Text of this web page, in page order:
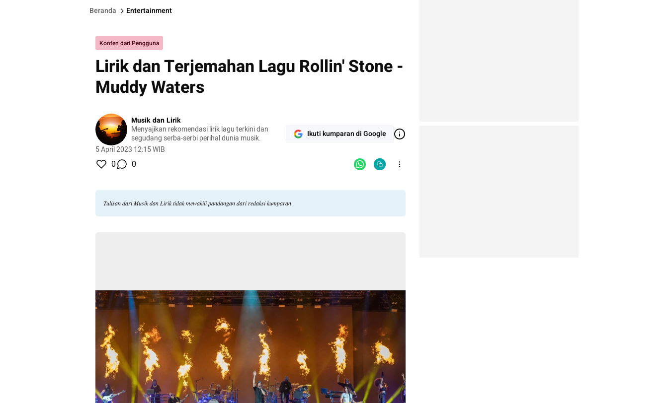
Beranda Entertainment
Konten dari Pengguna
Lirik dan Terjemahan Lagu Rollin' Stone -
Muddy Waters
Musik dan Lirik
Menyajikan rekomendasi lirik lagu terkini dan
segudang serba-serbi perihal dunia musik.
5 April 2023 12:15 WIB
Ikuti kumparan di Google
0 0
Tulisan dari Musik dan Lirik tidak mewakili pandangan dari redaksi kumparan